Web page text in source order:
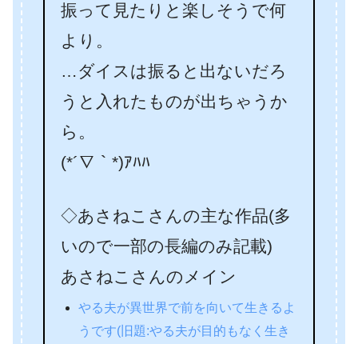
振って見たりと楽しそうで何
より。
…ダイスは振ると出ないだろ
うと入れたものが出ちゃうか
ら。
(*´∇｀*)ｱﾊﾊ
◇あさねこさんの主な作品(多
いので一部の長編のみ記載)
あさねこさんのメイン
やる夫が異世界で前を向いて生きるよ
うです(旧題:やる夫が目的もなく生き